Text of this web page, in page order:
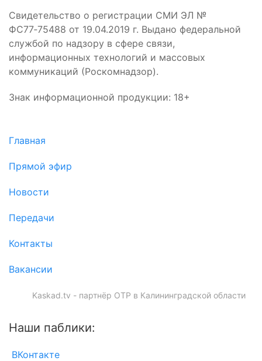
Свидетельство о регистрации СМИ ЭЛ №
ФС77‑75488 от 19.04.2019 г. Выдано федеральной
службой по надзору в сфере связи,
информационных технологий и массовых
коммуникаций (Роскомнадзор).
Знак информационной продукции: 18+
Главная
Прямой эфир
Новости
Передачи
Контакты
Вакансии
Kaskad.tv - партнёр ОТР в Калининградской области
Наши паблики:
ВКонтакте